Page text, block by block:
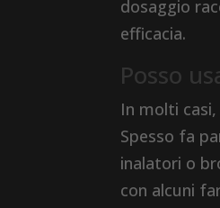
dosaggio
efficacia.
Posso
In molti
Spesso fa
inalatori o
con alcuni